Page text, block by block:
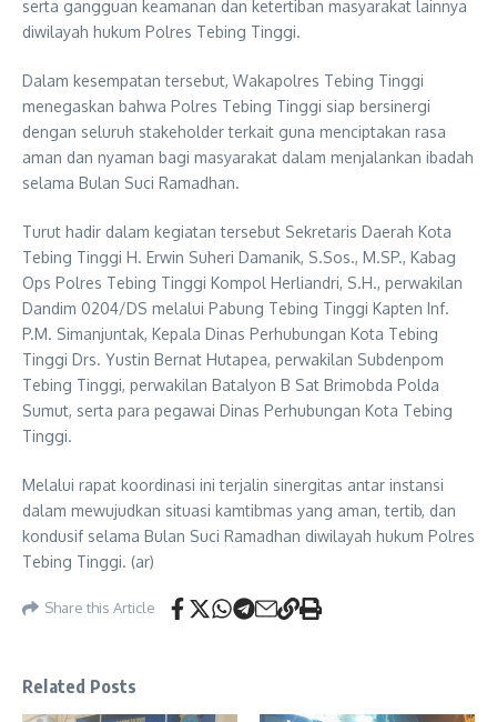
serta gangguan keamanan dan ketertiban masyarakat lainnya
diwilayah hukum Polres Tebing Tinggi.
Dalam kesempatan tersebut, Wakapolres Tebing Tinggi
menegaskan bahwa Polres Tebing Tinggi siap bersinergi
dengan seluruh stakeholder terkait guna menciptakan rasa
aman dan nyaman bagi masyarakat dalam menjalankan ibadah
selama Bulan Suci Ramadhan.
Turut hadir dalam kegiatan tersebut Sekretaris Daerah Kota
Tebing Tinggi H. Erwin Suheri Damanik, S.Sos., M.SP., Kabag
Ops Polres Tebing Tinggi Kompol Herliandri, S.H., perwakilan
Dandim 0204/DS melalui Pabung Tebing Tinggi Kapten Inf.
P.M. Simanjuntak, Kepala Dinas Perhubungan Kota Tebing
Tinggi Drs. Yustin Bernat Hutapea, perwakilan Subdenpom
Tebing Tinggi, perwakilan Batalyon B Sat Brimobda Polda
Sumut, serta para pegawai Dinas Perhubungan Kota Tebing
Tinggi.
Melalui rapat koordinasi ini terjalin sinergitas antar instansi
dalam mewujudkan situasi kamtibmas yang aman, tertib, dan
kondusif selama Bulan Suci Ramadhan diwilayah hukum Polres
Tebing Tinggi. (ar)
Share this Article
Related Posts